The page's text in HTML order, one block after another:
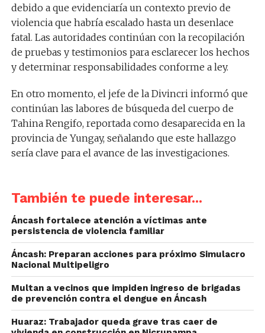
debido a que evidenciaría un contexto previo de
violencia que habría escalado hasta un desenlace
fatal. Las autoridades continúan con la recopilación
de pruebas y testimonios para esclarecer los hechos
y determinar responsabilidades conforme a ley.
En otro momento, el jefe de la Divincri informó que
continúan las labores de búsqueda del cuerpo de
Tahina Rengifo, reportada como desaparecida en la
provincia de Yungay, señalando que este hallazgo
sería clave para el avance de las investigaciones.
También te puede interesar...
Áncash fortalece atención a víctimas ante
persistencia de violencia familiar
Áncash: Preparan acciones para próximo Simulacro
Nacional Multipeligro
Multan a vecinos que impiden ingreso de brigadas
de prevención contra el dengue en Áncash
Huaraz: Trabajador queda grave tras caer de